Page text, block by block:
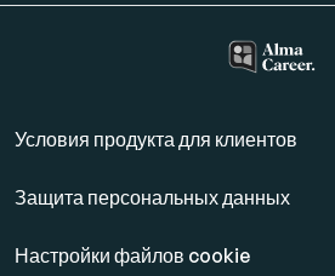
Условия продукта для клиентов
Защита персональных данных
Настройки файлов cookie